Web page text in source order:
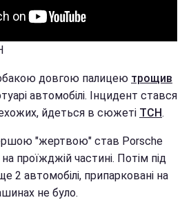
довгою палицею трощив
автомобілі. Інцидент стався
йдеться в сюжеті ТСН.
"жертвою" став Porsche
проїжджій частині. Потім під
2 автомобілі, припарковані на
не було.